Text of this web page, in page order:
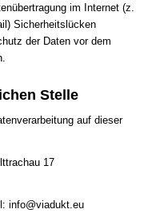
im Internet (z.
Sicherheitslücken
der Daten vor dem
Stelle
auf dieser
17
info@viadukt.eu